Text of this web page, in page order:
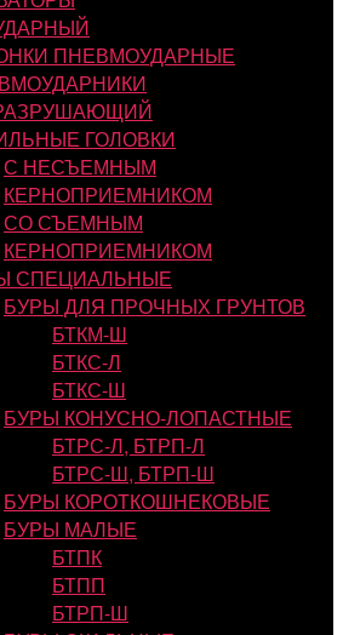
ПНЕВМОУДАРНЫЕ
ГОЛОВКИ
С НЕСЪЕМНЫМ
КЕРНОПРИЕМНИКОМ
СО СЪЕМНЫМ
КЕРНОПРИЕМНИКОМ
СПЕЦИАЛЬНЫЕ
БУРЫ ДЛЯ ПРОЧНЫХ ГРУНТОВ
БТКМ-Ш
БТКС-Л
БТКС-Ш
БУРЫ КОНУСНО-ЛОПАСТНЫЕ
БТРС-Л, БТРП-Л
БТРС-Ш, БТРП-Ш
БУРЫ КОРОТКОШНЕКОВЫЕ
БУРЫ МАЛЫЕ
БТПК
БТПП
БТРП-Ш